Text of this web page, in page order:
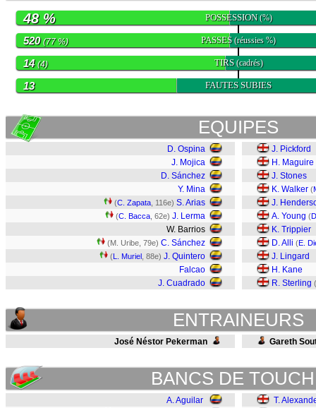
POSSESSION(%)
48 %
PASSES(réussies %)
520(77 %)
TIRS(cadrés)
14 (4)
FAUTES SUBIES
13
EQUIPES
D. Ospina
J. Mojica
D. Sánchez
Y. Mina
(C. Zapata , 116e) S. Arias
(C. Bacca , 62e) J. Lerma
W. Barrios
(M. Uribe, 79e) C. Sánchez
(L. Muriel , 88e) J. Quintero
Falcao
J. Cuadrado
J. Pickford
H. Maguire
J. Stones
K. Walker (
J.
A. Young (
K. Trippier
D. Alli (E.
J. Lingard
H. Kane
R. Sterling (
ENTRAINEURS
José Néstor Pekerman Gareth
BANCS DE
A. Aguilar
T.